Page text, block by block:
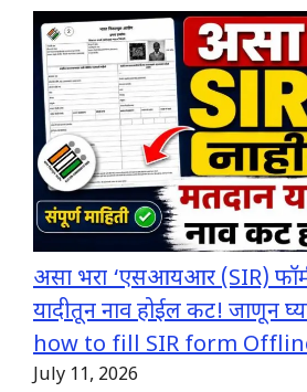
असा भरा ‘एसआयआर (SIR)
यादीतून नाव होईल कट! जाणून
how to fill SIR form
July 11, 2026